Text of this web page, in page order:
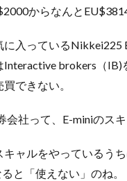
からなんと
入っている
Interactive brokers（
できない。
会社って、E-miniのス
ャルをやっているう
と「使えない」のね。